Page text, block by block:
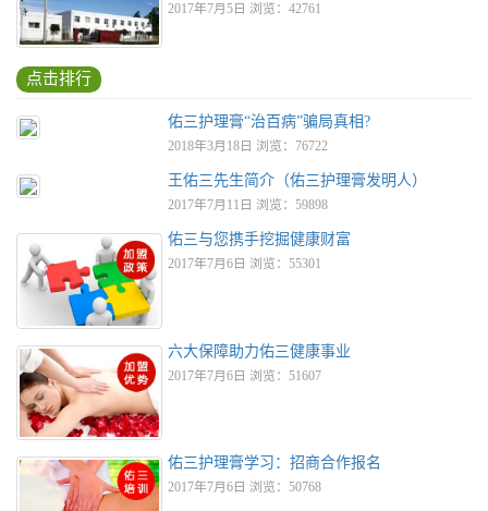
2017年7月5日 浏览：42761
点击排行
佑三护理膏“治百病”骗局真相?
2018年3月18日 浏览：76722
王佑三先生简介（佑三护理膏发明人）
2017年7月11日 浏览：59898
佑三与您携手挖掘健康财富
2017年7月6日 浏览：55301
六大保障助力佑三健康事业
2017年7月6日 浏览：51607
佑三护理膏学习：招商合作报名
2017年7月6日 浏览：50768